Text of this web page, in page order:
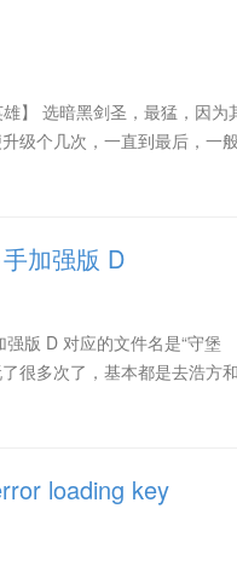
】 选暗黑剑圣，最猛，因为
级个几次，一直到最后，一
加强版 D
版 D 对应的文件名是“守堡
很多次了，基本都是去浩方
loading key